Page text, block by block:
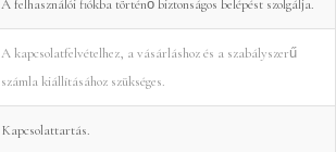
A felhasználói fiókba történő biztonságos belépést szolgálja.
A kapcsolatfelvételhez, a vásárláshoz és a szabályszerű
számla kiállításához szükséges.
Kapcsolattartás.